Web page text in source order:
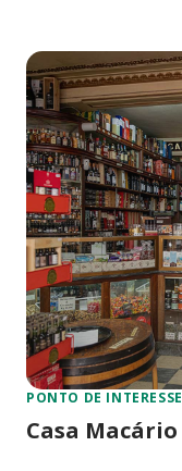
PONTO DE INTERESSE
Casa Macário